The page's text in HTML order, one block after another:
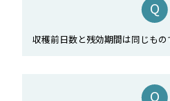
収穫前日数と残効期間は同じもの